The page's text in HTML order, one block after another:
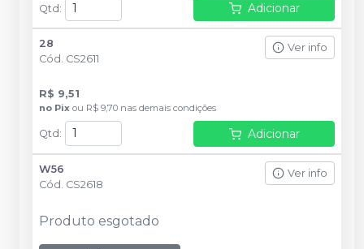
Qtd: Adicionar
28
Cód. CS2611
Ver info
R$ 9,51
no Pix ou R$ 9,70 nas demais condições
Qtd : Adicionar
W56
Cód. CS2618
Ver info
Produto esgotado